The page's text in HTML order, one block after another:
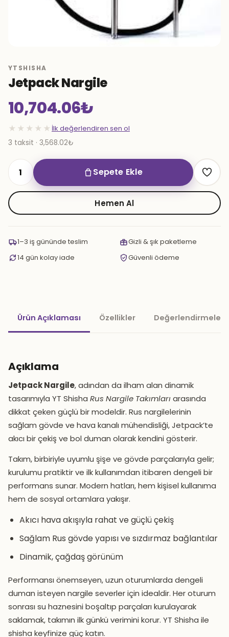
YTSHISHA
Jetpack Nargile
10,704.06₺
★★★★★ İlk değerlendiren sen ol
3 taksit · 3,568.02₺
Jetpack
Nargile
adet
Sepete Ekle
Hemen Al
1–3 iş gününde teslim
Gizli & şık paketleme
14 gün kolay iade
Güvenli ödeme
Ürün Açıklaması Özellikler Değerlendirmeler
Açıklama
Jetpack Nargile, adından da ilham alan dinamik
tasarımıyla YT Shisha Rus Nargile Takımları arasında
dikkat çeken güçlü bir modeldir. Rus nargilelerinin
sağlam gövde ve hava kanalı mühendisliği, Jetpack’te
akıcı bir çekiş ve bol duman olarak kendini gösterir.
Takım, birbiriyle uyumlu şişe ve gövde parçalarıyla gelir;
kurulumu pratiktir ve ilk kullanımdan itibaren dengeli bir
performans sunar. Modern hatları, hem kişisel kullanıma
hem de sosyal ortamlara yakışır.
Akıcı hava akışıyla rahat ve güçlü çekiş
Sağlam Rus gövde yapısı ve sızdırmaz bağlantılar
Dinamik, çağdaş görünüm
Performansı önemseyen, uzun oturumlarda dengeli
duman isteyen nargile severler için idealdir. Her oturum
sonrası su haznesini boşaltıp parçaları kurulayarak
saklamak, takımın ilk günkü verimini korur. YT Shisha ile
shisha keyfinize güç katın.